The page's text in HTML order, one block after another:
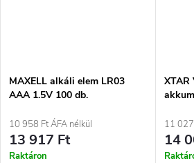
MAXELL alkáli elem LR03
AAA 1.5V 100 db.
10 958 Ft ÁFA nélkül
13 917 Ft
Raktáron
XTAR
11
14